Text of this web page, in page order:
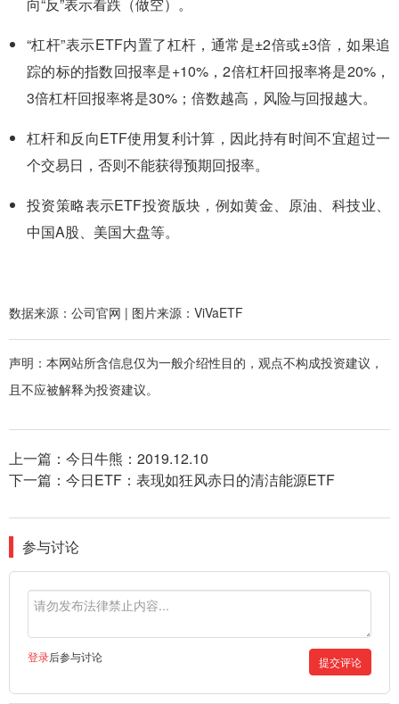
向“反”表示看跌（做空）。
“杠杆”表示ETF内置了杠杆，通常是±2倍或±3倍，如果追
踪的标的指数回报率是+10%，2倍杠杆回报率将是20%，
3倍杠杆回报率将是30%；倍数越高，风险与回报越大。
杠杆和反向ETF使用复利计算，因此持有时间不宜超过一
个交易日，否则不能获得预期回报率。
投资策略表示ETF投资版块，例如黄金、原油、科技业、
中国A股、美国大盘等。
数据来源：公司官网 | 图片来源：ViVaETF
声明：本网站所含信息仅为一般介绍性目的，观点不构成投资建议，
且不应被解释为投资建议。
上一篇： 今日牛熊：2019.12.10
下一篇： 今日ETF：表现如狂风赤日的清洁能源ETF
参与讨论
登录后参与讨论 提交评论